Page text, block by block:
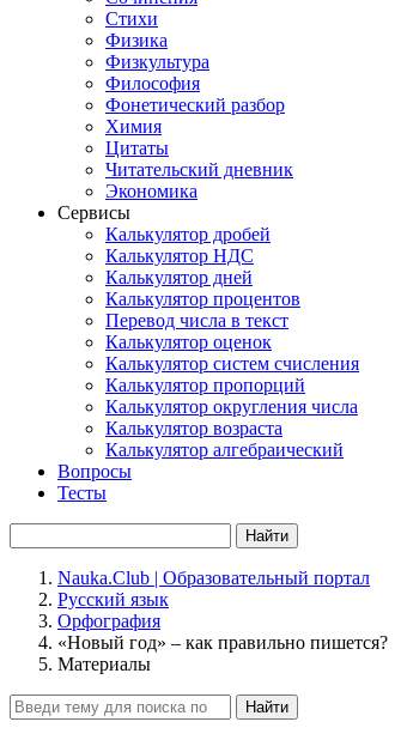
Стихи
Физика
Физкультура
Философия
Фонетический разбор
Химия
Цитаты
Читательский дневник
Экономика
Сервисы
Калькулятор дробей
Калькулятор НДС
Калькулятор дней
Калькулятор процентов
Перевод числа в текст
Калькулятор оценок
Калькулятор систем счисления
Калькулятор пропорций
Калькулятор округления числа
Калькулятор возраста
Калькулятор алгебраический
Вопросы
Тесты
Найти
Nauka.Club | Образовательный портал
Русский язык
Орфография
«Новый год» – как правильно пишется?
Материалы
Найти